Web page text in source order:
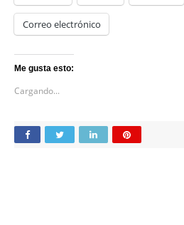
Correo electrónico
Me gusta esto:
Cargando...